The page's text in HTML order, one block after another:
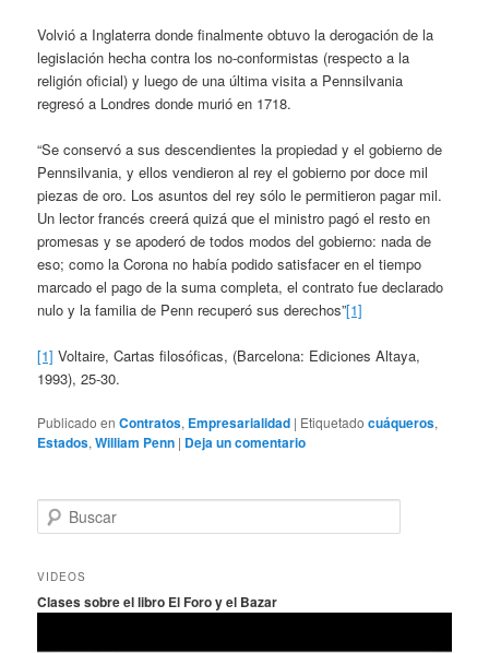
Volvió a Inglaterra donde finalmente obtuvo la derogación de la
legislación hecha contra los no-conformistas (respecto a la
religión oficial) y luego de una última visita a Pennsilvania
regresó a Londres donde murió en 1718.
“Se conservó a sus descendientes la propiedad y el gobierno de
Pennsilvania, y ellos vendieron al rey el gobierno por doce mil
piezas de oro. Los asuntos del rey sólo le permitieron pagar mil.
Un lector francés creerá quizá que el ministro pagó el resto en
promesas y se apoderó de todos modos del gobierno: nada de
eso; como la Corona no había podido satisfacer en el tiempo
marcado el pago de la suma completa, el contrato fue declarado
nulo y la familia de Penn recuperó sus derechos”[1]
[1] Voltaire, Cartas filosóficas, (Barcelona: Ediciones Altaya,
1993), 25-30.
Publicado en Contratos, Empresarialidad | Etiquetado cuáqueros,
Estados,William Penn | Deja un comentario
u
c
r
VIDEOS
Clases sobre el libro El Foro y el Bazar